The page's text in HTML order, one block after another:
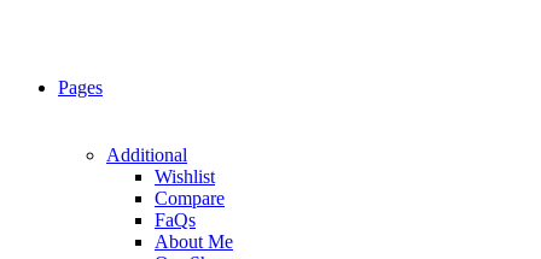
Pages
Additional
Wishlist
Compare
FaQs
About Me